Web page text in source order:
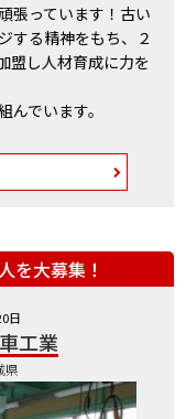
張っています！古い
する精神をもち、２
盟し人材育成に力を
でいます。
を大募集！
日
工業
県